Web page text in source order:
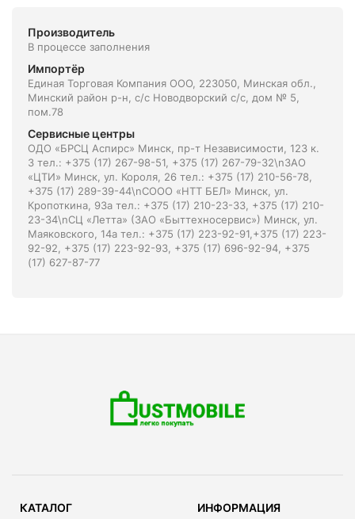
Производитель
В процессе заполнения
Импортёр
Единая Торговая Компания ООО, 223050, Минская обл.,
Минский район р-н, с/с Новодворский с/с, дом № 5,
пом.78
Сервисные центры
ОДО «БРСЦ Аспирс» Минск, пр-т Независимости, 123 к.
3 тел.: +375 (17) 267-98-51, +375 (17) 267-79-32\nЗАО
«ЦТИ» Минск, ул. Короля, 26 тел.: +375 (17) 210-56-78,
+375 (17) 289-39-44\nСООО «НТТ БЕЛ» Минск, ул.
Кропоткина, 93а тел.: +375 (17) 210-23-33, +375 (17) 210-
23-34\nСЦ «Летта» (ЗАО «Быттехносервис») Минск, ул.
Маяковского, 14а тел.: +375 (17) 223-92-91,+375 (17) 223-
92-92, +375 (17) 223-92-93, +375 (17) 696-92-94, +375
(17) 627-87-77
КАТАЛОГ ИНФОРМАЦИЯ